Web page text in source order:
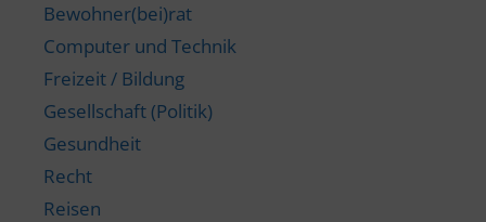
Bewohner(bei)rat
Computer und Technik
Freizeit / Bildung
Gesellschaft (Politik)
Gesundheit
Recht
Reisen